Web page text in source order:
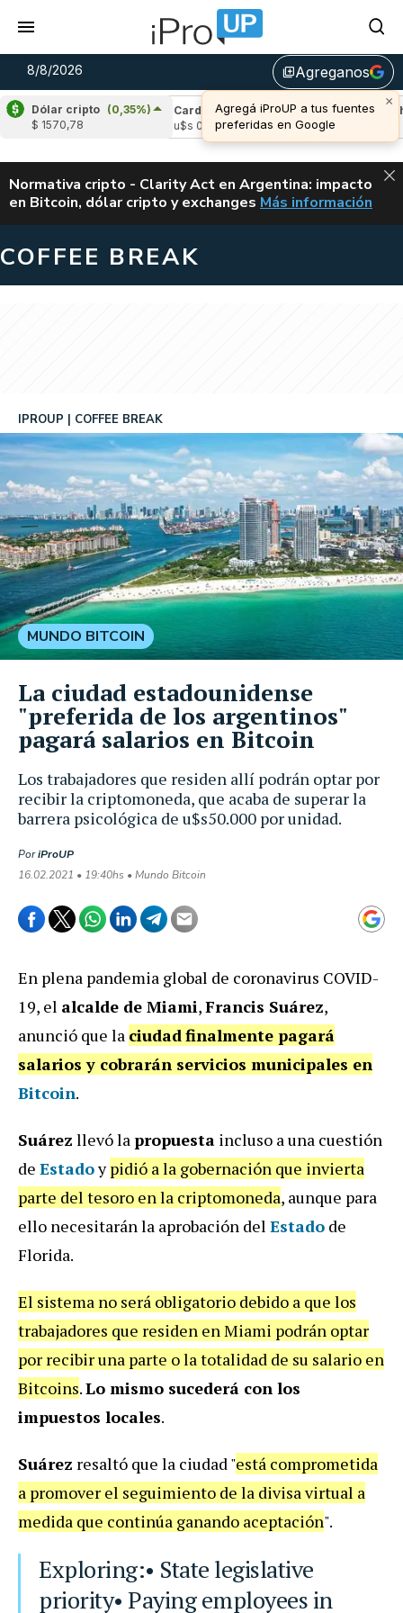
8/8/2026 library_addAgreganos
×
Agregá iProUP a tus fuentes
preferidas en Google
Dólar cripto (0,35%)
$ 1570,78
(1,86%)
Cardano
(-0,57%)
u$s 0,20
Avalanche
u$s 6,52
ALERTA
Normativa cripto - Clarity Act en Argentina: impacto
en Bitcoin, dólar cripto y exchanges CLARITY ACT EN
Más información
COFFEE BREAK
Los trabajadores que residen allí podrán optar por
recibir la criptomoneda, que acaba de superar la
barrera psicológica de u$s50.000 por unidad.
IPROUP COFFEE BREAK
PoriProUP
16.02.2021 • 19:40hs • Mundo Bitcoin
MUNDO BITCOIN
La ciudad estadounidense
"preferida de los argentinos"
pagará salarios en Bitcoin
En plena pandemia global de coronavirus COVID-
19, el alcalde de Miami,Francis Suárez,
anunció que la ciudadfinalmente pagará
salarios y cobrarán servicios municipales en
Bitcoin.
Suárez llevó lapropuesta incluso a una cuestión
de Estadoypidió a la gobernación que invierta
parte del tesoro en la criptomoneda, aunque para
ello necesitarán la aprobación del Estado de
Florida.
El sistema no será obligatorio debido a que los
trabajadores que residen en Miami podrán optar
por recibir una parte o la totalidad de su salario en
Bitcoins.Lo mismo sucederá con los
impuestos locales.
Suárez resaltó que la ciudad "está comprometida
a promover el seguimiento de la divisa virtual a
medida que continúa ganando aceptación".
Exploring:• State legislative
priority• Paying employees in